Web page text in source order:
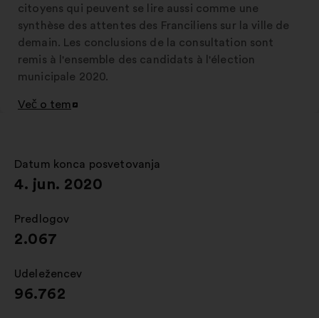
citoyens qui peuvent se lire aussi comme une
synthèse des attentes des Franciliens sur la ville de
demain. Les conclusions de la consultation sont
remis à l'ensemble des candidats à l'élection
municipale 2020.
Več o tem
Odpri
zavihku
Datum konca posvetovanja
:
4. jun. 2020
Predlogov
:
2.067
Udeležencev
:
96.762